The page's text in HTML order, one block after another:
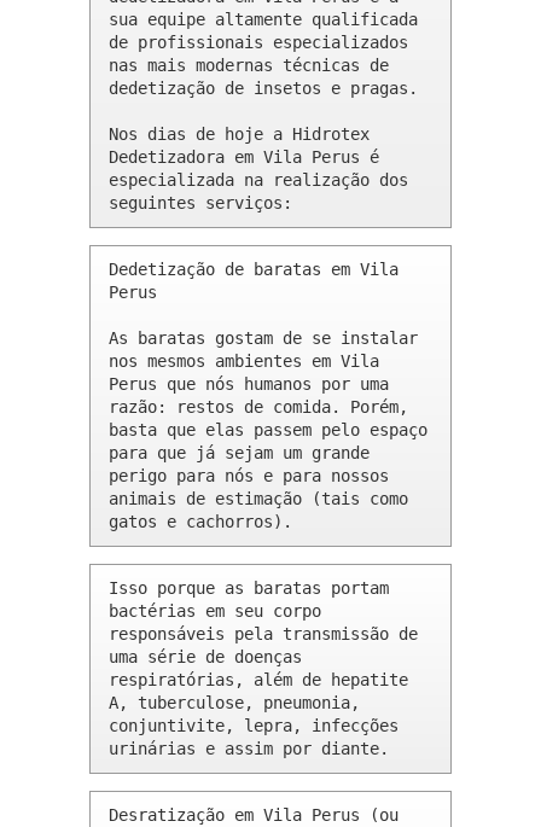
sua equipe altamente qualificada
de profissionais especializados
nas mais modernas técnicas de
dedetização de insetos e pragas.
Nos dias de hoje a Hidrotex
Dedetizadora em Vila Perus é
especializada na realização dos
seguintes serviços:
Dedetização de baratas em Vila
Perus
As baratas gostam de se instalar
nos mesmos ambientes em Vila
Perus que nós humanos por uma
razão: restos de comida. Porém,
basta que elas passem pelo espaço
para que já sejam um grande
perigo para nós e para nossos
animais de estimação (tais como
gatos e cachorros).
Isso porque as baratas portam
bactérias em seu corpo
responsáveis pela transmissão de
uma série de doenças
respiratórias, além de hepatite
A, tuberculose, pneumonia,
conjuntivite, lepra, infecções
urinárias e assim por diante.
Desratização em Vila Perus (ou